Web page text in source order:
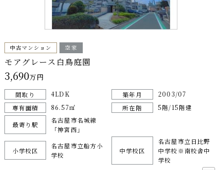
中古マンション 空家
モアグレース白鳥庭園
3,690万円
間取り 4LDK 築年月
2003/07
専有面積
86.57㎡ 所在階 5階/15階建
最寄り駅
名古屋市名城線
「神宮西」
小学校区
名古屋市立船方小
学校
中学校区
名古屋市立日比野
中学校※南校舎中
学校